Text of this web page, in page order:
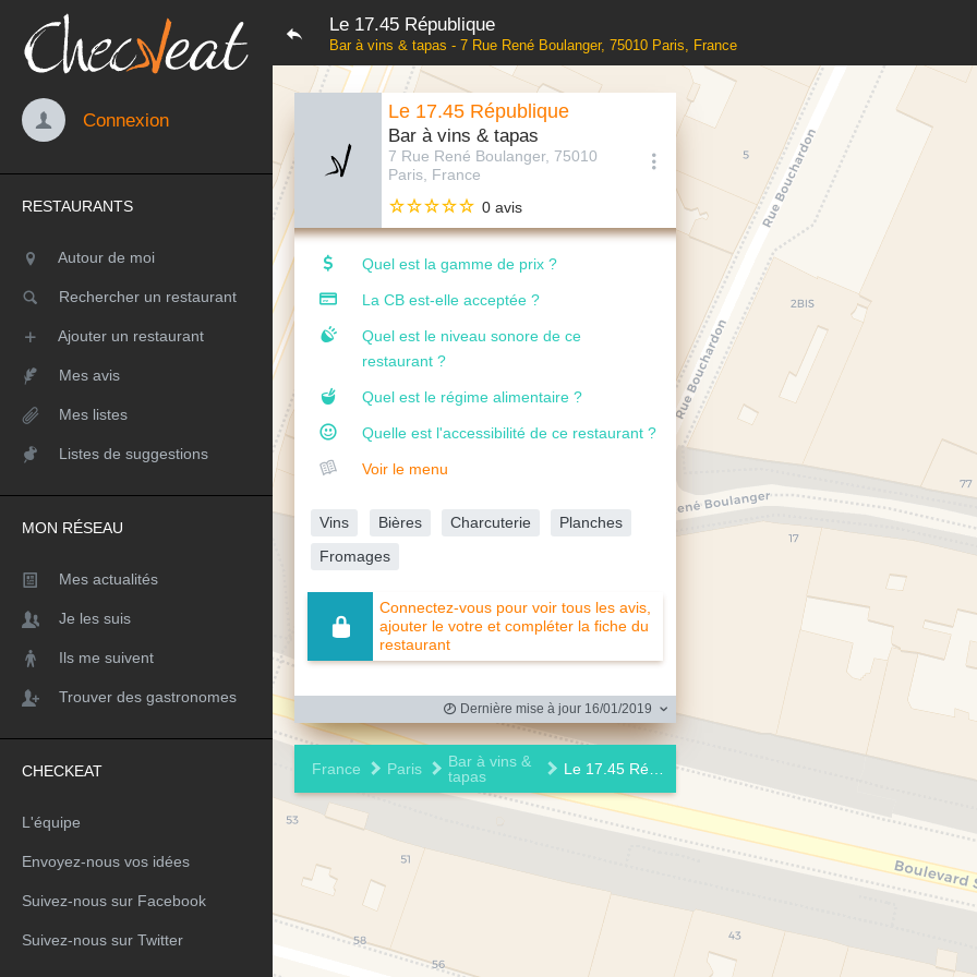
Le 17.45 République
Bar à vins & tapas - 7 Rue René Boulanger, 75010 Paris, France
Connexion
RESTAURANTS
Autour de moi
Rechercher un restaurant
Ajouter un restaurant
Mes avis
Mes listes
Listes de suggestions
MON RÉSEAU
Mes actualités
Je les suis
Ils me suivent
Trouver des gastronomes
CHECKEAT
L'équipe
Envoyez-nous vos idées
Suivez-nous sur Facebook
Suivez-nous sur Twitter
Le 17.45 République
Bar à vins & tapas
7 Rue René Boulanger, 75010
Paris, France
0 avis
Quel est la gamme de prix ?
La CB est-elle acceptée ?
Quel est le niveau sonore de ce
restaurant ?
Quel est le régime alimentaire ?
Quelle est l'accessibilité de ce restaurant ?
Voir le menu
Vins Bières Charcuterie
Planches
Fromages
Connectez-vous pour voir tous les avis,
ajouter le votre et compléter la fiche du
restaurant
Dernière mise à jour 16/01/2019
France Paris
Bar à vins &
tapas